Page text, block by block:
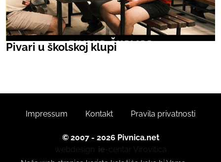
Pivari u školskoj klupi
Impressum Kontakt Pravila privatnosti
© 2007 - 2026 Pivnica.net
webdesign: ie-centar Virovitica